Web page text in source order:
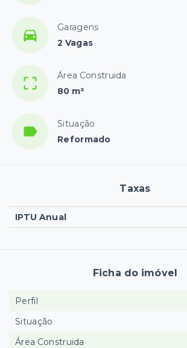
Garagens
2 Vagas
Área Construida
80 m²
Situação
Reformado
Taxas
IPTU Anual
Ficha do imóvel
Perfil
Situação
Área Construida